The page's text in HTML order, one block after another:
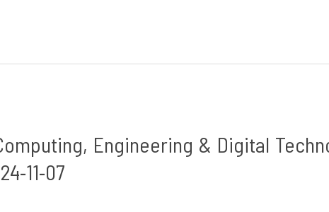
Engineering & Digital
11-07